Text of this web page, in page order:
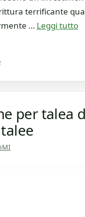
terrificante
… Leggi tutto
per talea